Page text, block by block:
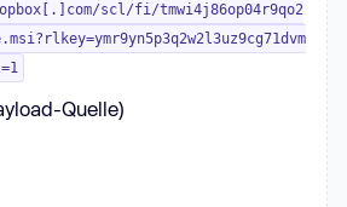
scl/fi/tmwi4j86op04r9qo2
Quelle)